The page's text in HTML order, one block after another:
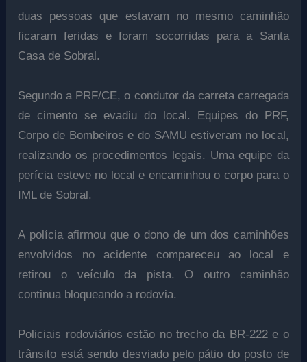
duas pessoas que estavam no mesmo caminhão
ficaram feridas e foram socorridas para a Santa
Casa de Sobral.
Segundo a PRF/CE, o condutor da carreta carregada
de cimento se evadiu do local. Equipes do PRF,
Corpo de Bombeiros e do SAMU estiveram no local,
realizando os procedimentos legais. Uma equipe da
perícia esteve no local e encaminhou o corpo para o
IML de Sobral.
A polícia afirmou que o dono de um dos caminhões
envolvidos no acidente compareceu ao local e
retirou o veículo da pista. O outro caminhão
continua bloqueando a rodovia.
Policiais rodoviários estão no trecho da BR-222 e o
trânsito está sendo desviado pelo pátio do posto de